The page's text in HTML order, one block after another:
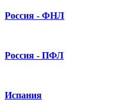
Россия - ФНЛ
Россия - ПФЛ
Испания